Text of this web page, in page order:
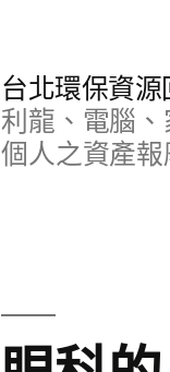
台北環保資
利龍、電腦
個人之資產報